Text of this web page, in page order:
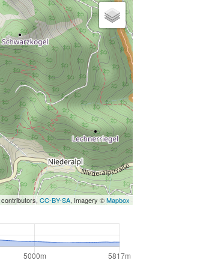
contributors, CC-BY-SA, Imagery ©Mapbox